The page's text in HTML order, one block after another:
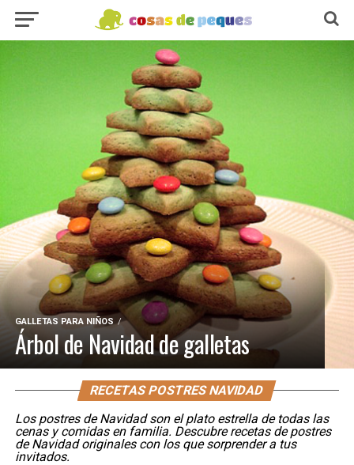
GALLETAS PARA NIÑOS
Árbol de Navidad de galletas
RECETAS POSTRES NAVIDAD
Los postres de Navidad son el plato estrella de todas las
cenas y comidas en familia. Descubre recetas de postres
de Navidad originales con los que sorprender a tus
invitados.